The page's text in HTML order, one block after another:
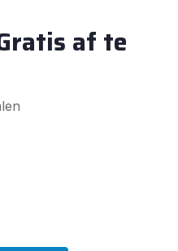
af te